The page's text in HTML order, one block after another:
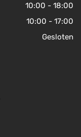
10:00 - 18:00
10:00 - 17:00
Gesloten